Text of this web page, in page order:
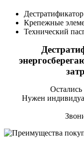
Крепежные
Технический
Нужен